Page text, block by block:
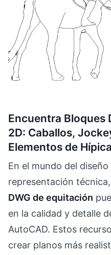
Encuentra Bloques
2D: Caballos,
Elementos de Hípica
En el mundo del
representación
DWG de equitación
en la calidad y detalle
AutoCAD. Estos
crear planos más